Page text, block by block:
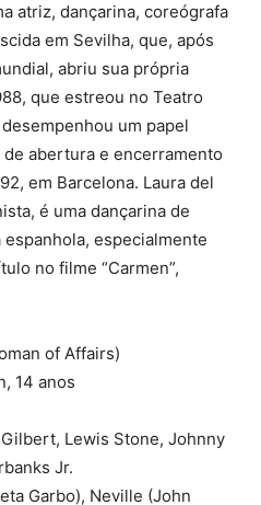
atriz, dançarina, coreógrafa
em Sevilha, que, após
abriu sua própria
que estreou no Teatro
um papel
abertura e encerramento
em Barcelona. Laura del
é uma dançarina de
especialmente
no filme “Carmen”,
of Affairs)
14 anos
Lewis Stone, Johnny
Jr.
Garbo), Neville (John